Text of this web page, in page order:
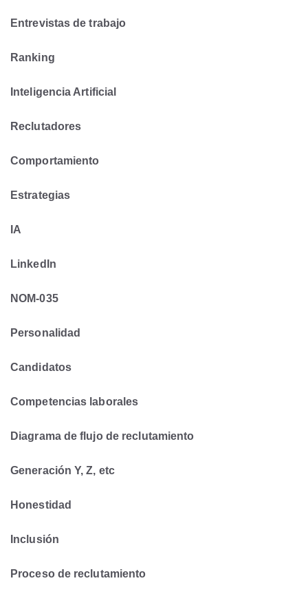
Entrevistas de trabajo
Ranking
Inteligencia Artificial
Reclutadores
Comportamiento
Estrategias
IA
LinkedIn
NOM-035
Personalidad
Candidatos
Competencias laborales
Diagrama de flujo de reclutamiento
Generación Y, Z, etc
Honestidad
Inclusión
Proceso de reclutamiento